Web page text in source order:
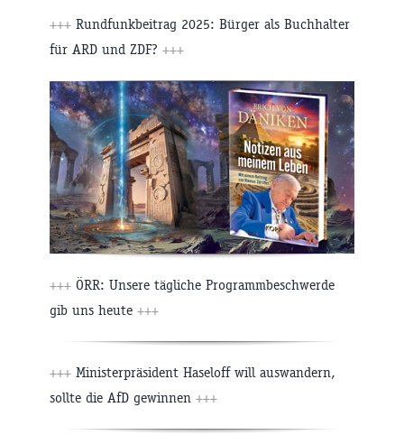
+++ Rundfunkbeitrag 2025: Bürger als Buchhalter
für ARD und ZDF? +++
+++ ÖRR: Unsere tägliche Programmbeschwerde
gib uns heute +++
+++ Ministerpräsident Haseloff will auswandern,
sollte die AfD gewinnen +++